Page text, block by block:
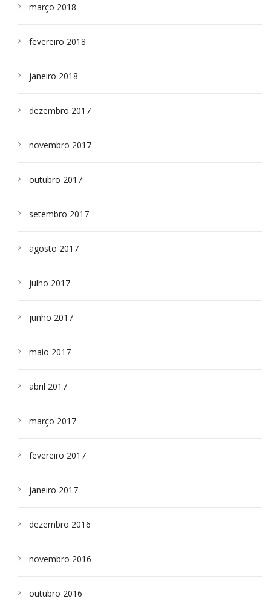
março 2018
fevereiro 2018
janeiro 2018
dezembro 2017
novembro 2017
outubro 2017
setembro 2017
agosto 2017
julho 2017
junho 2017
maio 2017
abril 2017
março 2017
fevereiro 2017
janeiro 2017
dezembro 2016
novembro 2016
outubro 2016